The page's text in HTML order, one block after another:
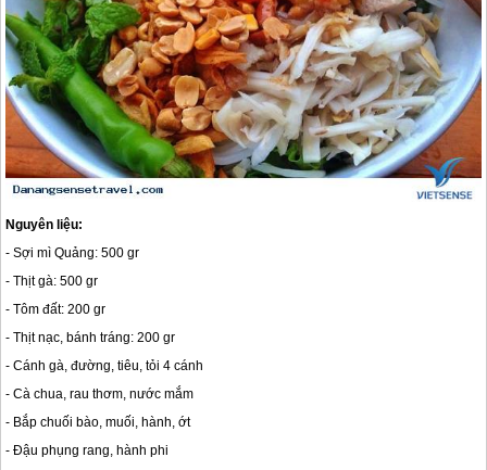
Nguyên liệu:
- Sợi mì Quảng: 500 gr
- Thịt gà: 500 gr
- Tôm đất: 200 gr
- Thịt nạc, bánh tráng: 200 gr
- Cánh gà, đường, tiêu, tỏi 4 cánh
- Cà chua, rau thơm, nước mắm
- Bắp chuối bào, muối, hành, ớt
- Đậu phụng rang, hành phi